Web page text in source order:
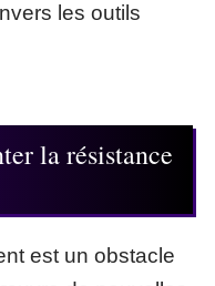
les outils
la résistance
est un obstacle